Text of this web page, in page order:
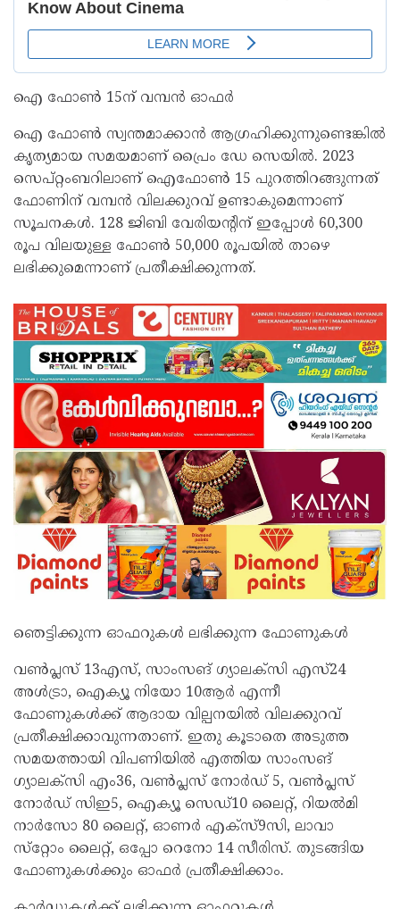
ഐ ഫോൺ 15ന് വമ്പൻ ഓഫർ
ഐ ഫോൺ സ്വന്തമാക്കാൻ ആ​ഗ്രഹിക്കുന്നുണ്ടെങ്കിൽ
കൃത്യമായ സമയമാണ് പ്രൈം ഡേ സെയിൽ. 2023
സെപ്റ്റംബറിലാണ് ഐഫോൺ 15 പുറത്തിറങ്ങുന്നത്
ഫോണിന് വമ്പൻ വിലക്കുറവ് ഉണ്ടാകുമെന്നാണ്
സൂചനകൾ. 128 ജിബി വേരിയന്റിന് ഇപ്പോൾ 60,300
രൂപ വിലയുള്ള ഫോൺ 50,000 രൂപയിൽ താഴെ
ലഭിക്കുമെന്നാണ് പ്രതീക്ഷിക്കുന്നത്.
ഞെട്ടിക്കുന്ന ഓഫറുകൾ ലഭിക്കുന്ന ഫോണുകൾ
വൺപ്ലസ് 13എസ്, സാംസങ് ഗ്യാലക്‌സി എസ്24
അൾട്രാ, ഐക്യൂ നിയോ 10ആർ എന്നീ
ഫോണുകൾക്ക് ആദായ വില്പനയിൽ വിലക്കുറവ്
പ്രതീക്ഷിക്കാവുന്നതാണ്. ഇതു കൂടാതെ അടുത്ത
സമയത്തായി വിപണിയിൽ എത്തിയ സാംസങ്
ഗ്യാലക്‌സി എം36, വൺപ്ലസ് നോർഡ് 5, വൺപ്ലസ്
നോർഡ് സിഇ5, ഐക്യൂ സെഡ്10 ലൈറ്റ്, റിയൽമി
നാർസോ 80 ലൈറ്റ്, ഓണർ എക്‌സ്9സി, ലാവാ
സ്‌റ്റോം ലൈറ്റ്, ഒപ്പോ റെനോ 14 സീരിസ്. തുടങ്ങിയ
ഫോണുകൾക്കും ഓഫർ പ്രതീക്ഷിക്കാം.